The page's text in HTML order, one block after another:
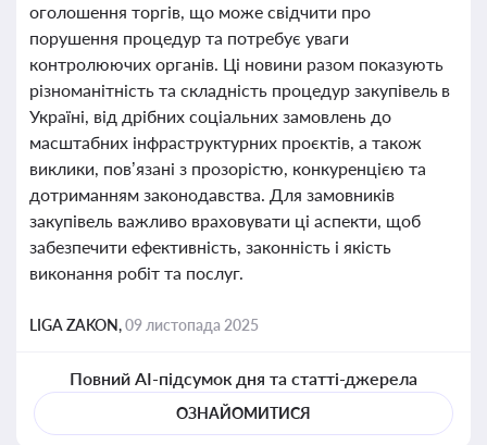
оголошення торгів, що може свідчити про
порушення процедур та потребує уваги
контролюючих органів. Ці новини разом показують
різноманітність та складність процедур закупівель в
Україні, від дрібних соціальних замовлень до
масштабних інфраструктурних проєктів, а також
виклики, пов’язані з прозорістю, конкуренцією та
дотриманням законодавства. Для замовників
закупівель важливо враховувати ці аспекти, щоб
забезпечити ефективність, законність і якість
виконання робіт та послуг.
LIGA ZAKON,09 листопада 2025
Повний AI-підсумок дня та статті-джерела
ОЗНАЙОМИТИСЯ